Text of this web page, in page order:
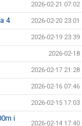
2026-02-21 07:02
4 2026-02-20 23:01
2026-02-19 23:39
2026-02-18
2026-02-17 21:28
2026-02-16 07:46
2026-02-15 17:03
i
2026-02-14 17:40